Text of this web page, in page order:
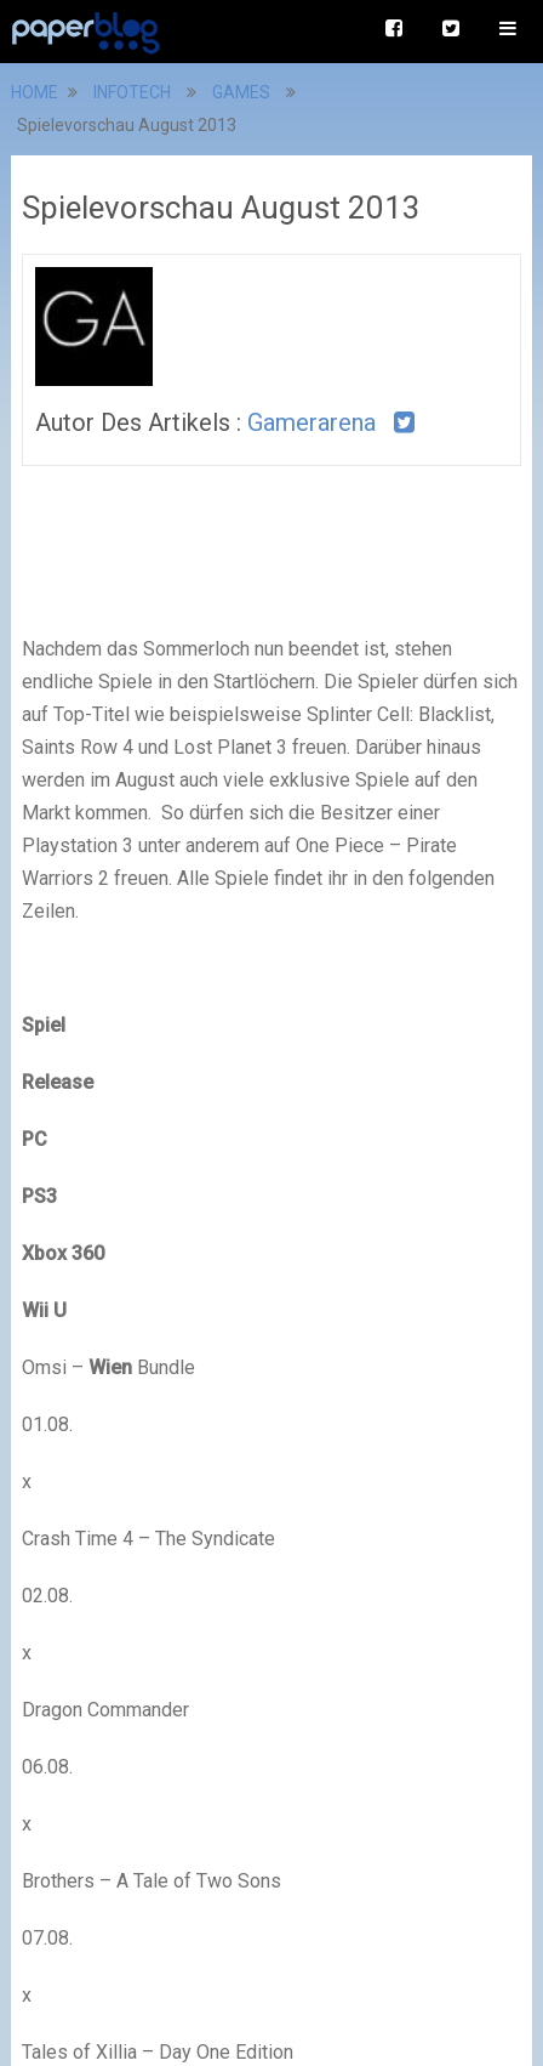
HOME INFOTECH
GAMES
Spielevorschau August 2013
Spielevorschau August 2013
Autor Des Artikels : Gamerarena
Nachdem das Sommerloch nun beendet ist, stehen
endliche Spiele in den Startlöchern. Die Spieler dürfen sich
auf Top-Titel wie beispielsweise Splinter Cell: Blacklist,
Saints Row 4 und Lost Planet 3 freuen. Darüber hinaus
werden im August auch viele exklusive Spiele auf den
Markt kommen. So dürfen sich die Besitzer einer
Playstation 3 unter anderem auf One Piece – Pirate
Warriors 2 freuen. Alle Spiele findet ihr in den folgenden
Zeilen.
Spiel
Release
PC
PS3
Xbox 360
Wii U
Omsi – WienBundle
01.08.
x
Crash Time 4 – The Syndicate
02.08.
x
Dragon Commander
06.08.
x
Brothers – A Tale of Two Sons
07.08.
x
Tales of Xillia – Day One Edition